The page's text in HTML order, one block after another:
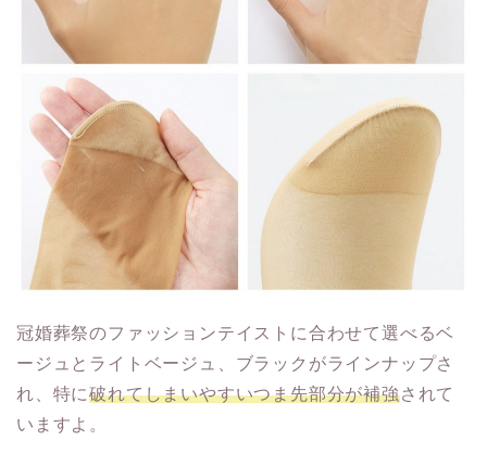
冠婚葬祭のファッションテイストに合わせて選べるベ
ージュとライトベージュ、ブラックがラインナップさ
れ、特に破れてしまいやすいつま先部分が補強されて
いますよ。